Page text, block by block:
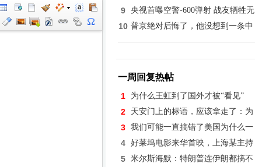
9 央视首曝空警-600弹射 战友牺牲无
10 普京绝对后悔了，他没想到一条中
一周回复热帖
1 为什么王虹到了国外才被“看见”
2 天安门上的标语，应该拿走了：为
3 我们可能一直搞错了美国为什么一
4 好莱坞电影来华首映，上海某主持
5 米尔斯海默：特朗普连伊朗都搞不